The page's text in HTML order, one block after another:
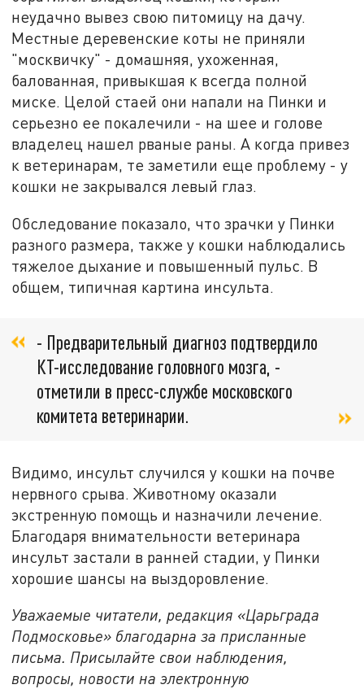
неудачно вывез свою питомицу на дачу.
Местные деревенские коты не приняли
"москвичку" - домашняя, ухоженная,
балованная, привыкшая к всегда полной
миске. Целой стаей они напали на Пинки и
серьезно ее покалечили - на шее и голове
владелец нашел рваные раны. А когда привез
к ветеринарам, те заметили еще проблему - у
кошки не закрывался левый глаз.
Обследование показало, что зрачки у Пинки
разного размера, также у кошки наблюдались
тяжелое дыхание и повышенный пульс. В
общем, типичная картина инсульта.
- Предварительный диагноз подтвердило
КТ-исследование головного мозга, -
отметили в пресс-службе московского
комитета ветеринарии.
Видимо, инсульт случился у кошки на почве
нервного срыва. Животному оказали
экстренную помощь и назначили лечение.
Благодаря внимательности ветеринара
инсульт застали в ранней стадии, у Пинки
хорошие шансы на выздоровление.
Уважаемые читатели, редакция «Царьграда
Подмосковье» благодарна за присланные
письма. Присылайте свои наблюдения,
вопросы, новости на электронную